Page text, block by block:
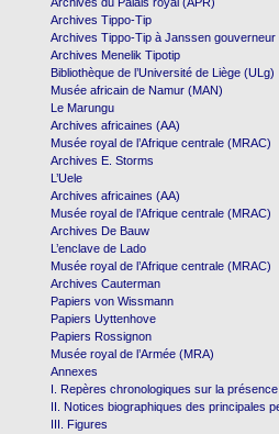
Archives Tippo-Tip
Archives Tippo-Tip à Janssen gouverneur
Archives Menelik Tipotip
Bibliothèque de l’Université de Liège (ULg)
Musée africain de Namur (MAN)
Le Marungu
Archives africaines (AA)
Musée royal de l’Afrique centrale (MRAC)
Archives E. Storms
L’Uele
Archives africaines (AA)
Musée royal de l’Afrique centrale (MRAC)
Archives De Bauw
L’enclave de Lado
Musée royal de l’Afrique centrale (MRAC)
Archives Cauterman
Papiers von Wissmann
Papiers Uyttenhove
Papiers Rossignon
Musée royal de l’Armée (MRA)
Annexes
I. Repères chronologiques sur la
II. Notices biographiques des principales
III. Figures